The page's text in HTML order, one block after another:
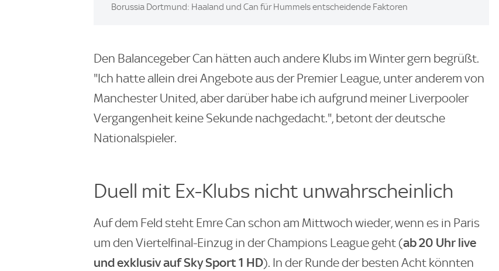
Borussia Dortmund: Haaland und Can für Hummels entscheidende Faktoren
Den Balancegeber Can hätten auch andere Klubs im Winter gern begrüßt.
"Ich hatte allein drei Angebote aus der Premier League, unter anderem von
Manchester United, aber darüber habe ich aufgrund meiner Liverpooler
Vergangenheit keine Sekunde nachgedacht.", betont der deutsche
Nationalspieler.
Duell mit Ex-Klubs nicht unwahrscheinlich
Auf dem Feld steht Emre Can schon am Mittwoch wieder, wenn es in Paris
um den Viertelfinal-Einzug in der Champions League geht (ab 20 Uhr live
und exklusiv auf Sky Sport 1 HD). In der Runde der besten Acht könnten